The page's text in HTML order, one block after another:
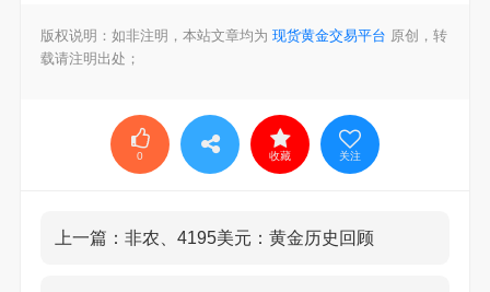
版权说明：如非注明，本站文章均为 现货黄金交易平台 原创，转
载请注明出处；
0 收藏 关注
上一篇：非农、4195美元：黄金历史回顾